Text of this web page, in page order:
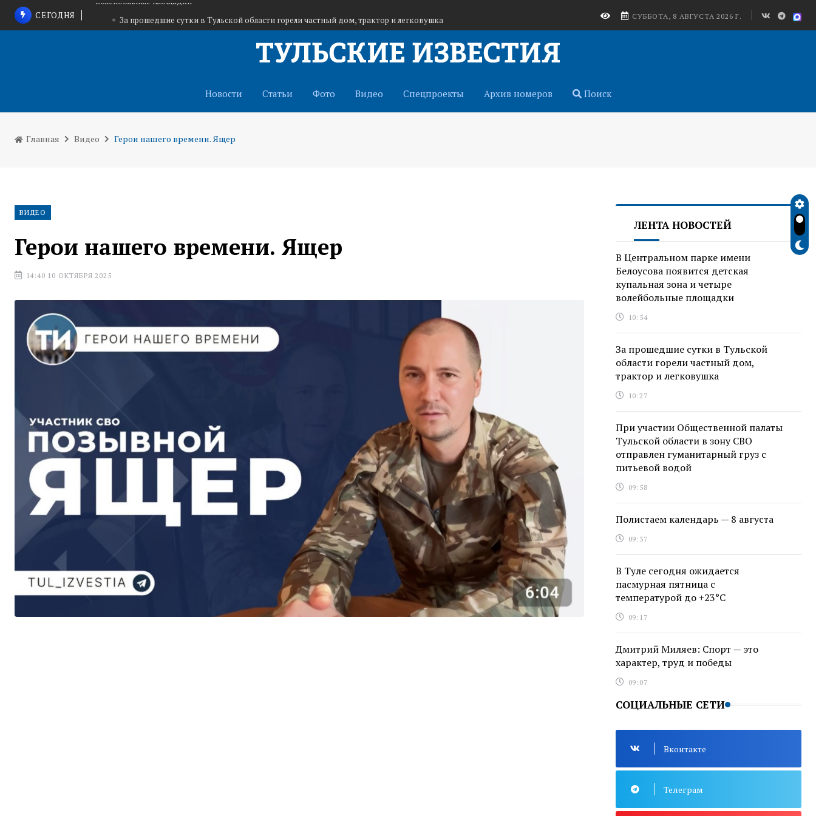
СЕГОДНЯ
За прошедшие сутки в Тульской области горели частный дом, трактор и легковушка
При участии Общественной палаты Тульской области в зону СВО отправлен гуманитарный груз
В Центральном парке имени Белоусова появится детская купальная зона и четыре
СУББОТА, 8 АВГУСТА 2026 Г.
Новости Статьи Фото Видео Спецпроекты Архив номеров Поиск
Главная Видео Герои нашего времени. Ящер
ВИДЕО
Герои нашего времени. Ящер
14:40 10 ОКТЯБРЯ 2025
ЛЕНТА НОВОСТЕЙ
В Центральном парке имени
Белоусова появится детская
купальная зона и четыре
волейбольные площадки
10:54
За прошедшие сутки в Тульской
области горели частный дом,
трактор и легковушка
10:27
При участии Общественной палаты
Тульской области в зону СВО
отправлен гуманитарный груз с
питьевой водой
09:58
Полистаем календарь — 8 августа
09:37
В Туле сегодня ожидается
пасмурная пятница с
температурой до +23°С
09:17
Дмитрий Миляев: Спорт — это
характер, труд и победы
09:07
СОЦИАЛЬНЫЕ СЕТИ
Вконтакте
Телеграм